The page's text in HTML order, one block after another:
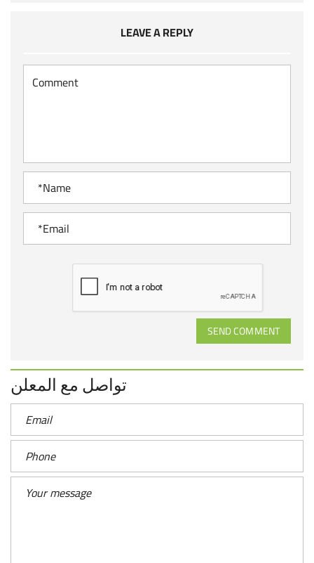
LEAVE A REPLY
SEND COMMENT
تواصل مع المعلن